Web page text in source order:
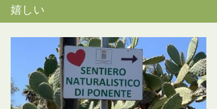
嬉しい